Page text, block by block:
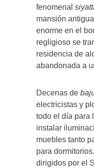
fenomenal
mansión
enorme en el
regligioso se
residencia de
abandonada a
Decenas de
electricistas y
todo el día para
instalar
muebles tanto
para
dirigidos por el